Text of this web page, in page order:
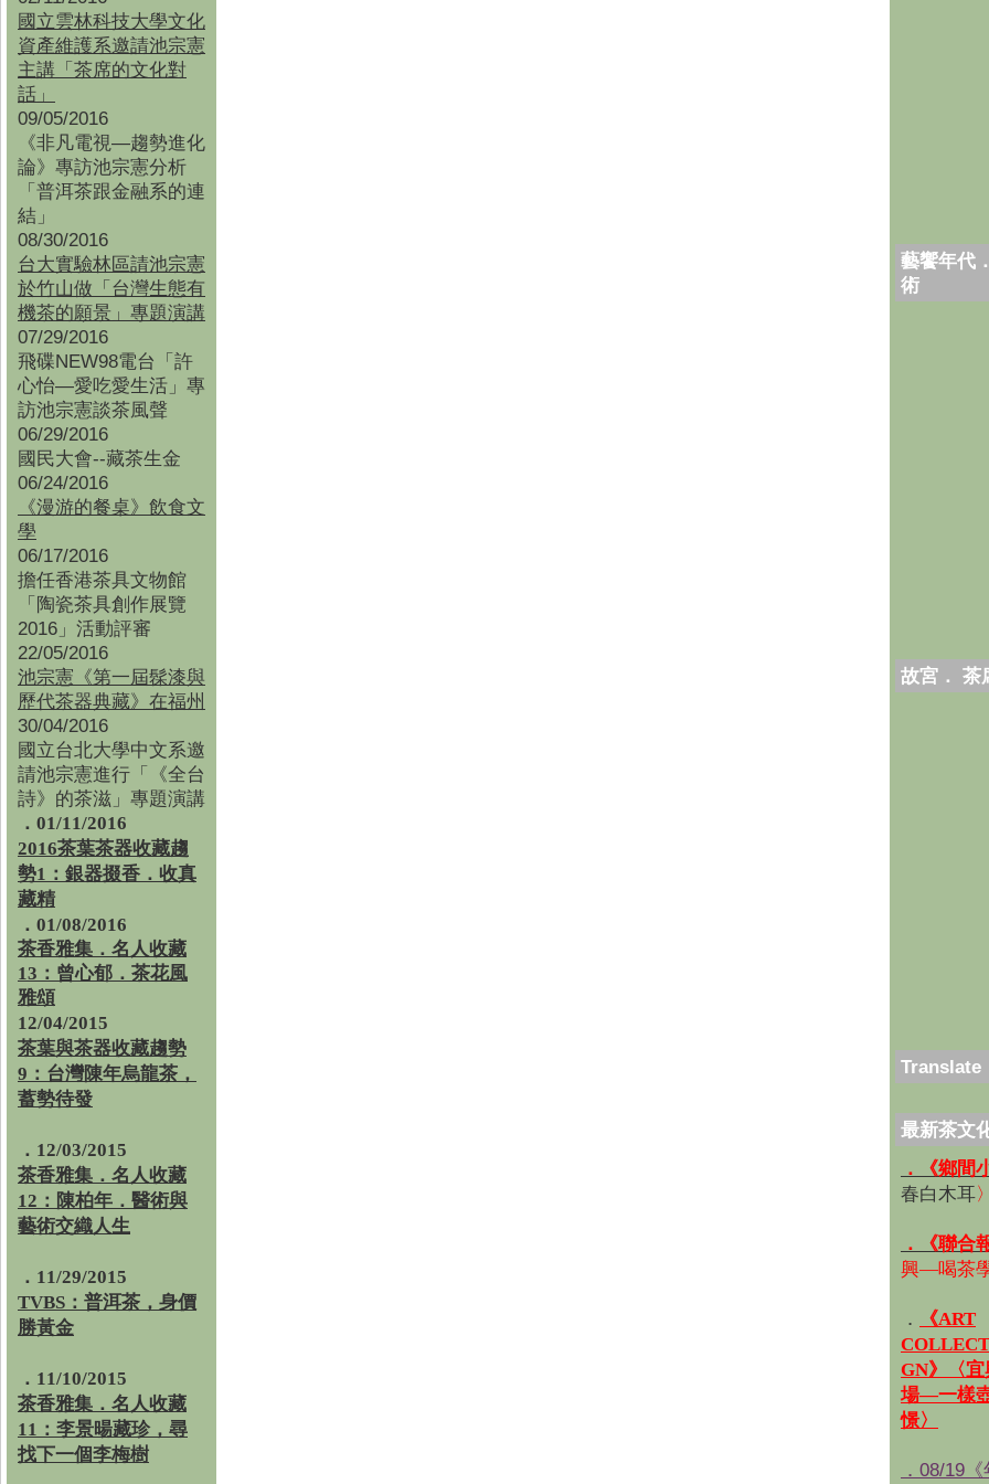
國立雲林科技大學文化
資產維護系邀請池宗憲
主講「茶席的文化對
話」
09/05/2016
《非凡電視—趨勢進化
論》專訪池宗憲分析
「普洱茶跟金融系的連
結」
08/30/2016
台大實驗林區請池宗憲
於竹山做「台灣生態有
機茶的願景」專題演講
07/29/2016
飛碟NEW98電台「許
心怡—愛吃愛生活」專
訪池宗憲談茶風聲
06/29/2016
國民大會--藏茶生金
06/24/2016
《漫游的餐桌》飲食文
學
06/17/2016
擔任香港茶具文物館
「陶瓷茶具創作展覽
2016」活動評審
22/05/2016
池宗憲《第一屆髹漆與
歷代茶器典藏》在福州
30/04/2016
國立台北大學中文系邀
請池宗憲進行「《全台
詩》的茶滋」專題演講
．01/11/2016
2016茶葉茶器收藏趨
勢1：銀器掇香．收真
藏精
．01/08/2016
茶香雅集 ． 名人收藏
13：曾心郁．茶花風
雅頌
12/04/2015
茶葉與茶器收藏趨勢
9：台灣陳年烏龍茶，
蓄勢待發
．12/03/2015
茶香雅集．名人收藏
12：陳柏年．醫術與
藝術交織人生
．11/29/2015
TVBS：普洱茶，身價
勝黃金
．11/10/2015
茶香雅集．名人收藏
11：李景暘藏珍，尋
找下一個李梅樹
藝饗年代
術
故宮． 茶
Translate
最新茶文
．《鄉間
春白木耳〉
．《聯合
興—喝茶
．
《ART
GN》〈
場—一樣
憬〉
．08/19